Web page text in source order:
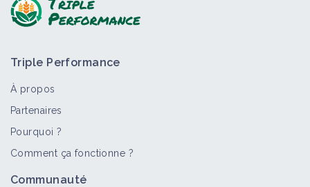
Triple Performance
À propos
Partenaires
Pourquoi ?
Comment ça fonctionne ?
Communauté